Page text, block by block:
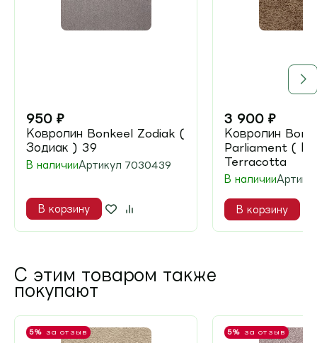
950 ₽
Ковролин Bonkeel Zodiak (
Зодиак ) 39
В наличииАртикул 7030439
В корзину
3 900 ₽
Ковролин
Parliament (
Terracotta
В наличии
В корзину
С этим товаром также
покупают
5% за отзыв 5% за отзыв